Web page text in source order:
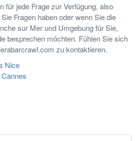
für jede Frage zur Verfügung, also
Fragen haben oder wenn Sie die
sur Mer und Umgebung für Sie,
besprechen möchten. Fühlen Sie sich
zu kontaktieren.
Nice